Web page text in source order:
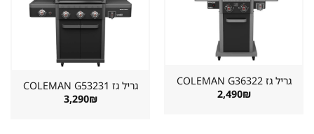
גריל גז ⁦COLEMAN G36322⁩
2,490
שמור
מוצר
גריל גז ⁦COLEMAN G53231⁩
3,290